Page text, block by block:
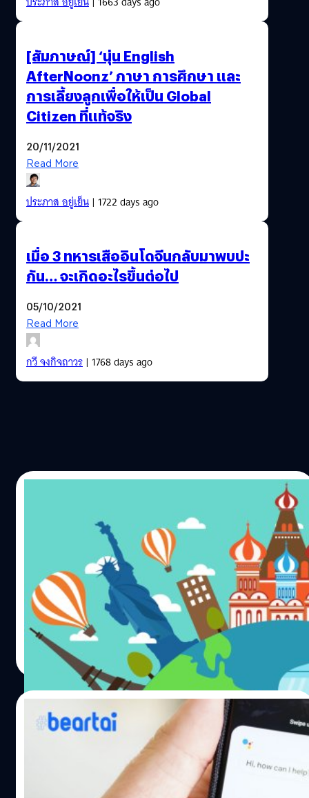
[สัมภาษณ์] ‘นุ่น English
AfterNoonz’ ภาษา การศึกษา และ
การเลี้ยงลูกเพื่อให้เป็น Global
Citizen ที่แท้จริง
20/11/2021
Read More
ประภาส อยู่เย็น| 1722 days ago
เมื่อ 3 ทหารเสืออินโดจีนกลับมาพบปะ
กัน… จะเกิดอะไรขึ้นต่อไป
05/10/2021
Read More
กวี จงกิจถาวร| 1768 days ago
เอาใจช่วยคนอยาก “ย้ายประเทศ”… แต่บอก
เลยว่าไม่ง่ายนัก
ประเทศเปิดกว้างรับชาวต่างชาติ เช่น แคนาดา ออสเตรเลีย
สวีเดน เป็นอย่างที่เราเชื่อเหรอ เอาเข้าจริง ประเทศเหล่านี้มี
ระเบียบและขั้นตอนมากมาย เอาแคนาดาเป็นตัวอย่าง ถ้า
อยาก ”ย้าย” ประเทศมีความหมายถีง การเอาสิทธิ์ขออยู่ใน
ประเทศระยะยาว (Residency) เพื่อหางานทำหรือหาแหล่ง
ลงทุนใหม่
กวี จงกิจถาวร| 1919 days ago
Read More
22/10/2019
เปิดตัว Google Duplex นำร่องใช้งานใน
นิวซีแลนด์เพื่อขยายสู่ทั่วโลก
Google Duplex คือ AI ผู้ช่วยด้านเสียงที่สามารถโทรไปคุยกับ